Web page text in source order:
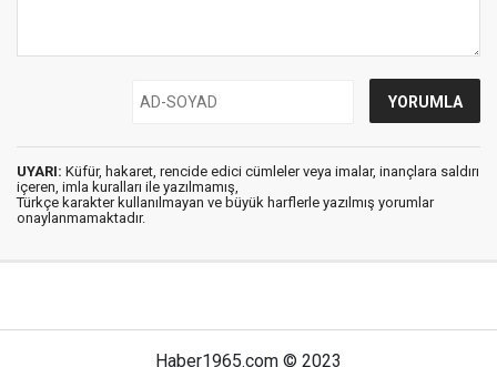
UYARI: Küfür, hakaret, rencide edici cümleler veya imalar, inançlara saldırı
içeren, imla kuralları ile yazılmamış,
Türkçe karakter kullanılmayan ve büyük harflerle yazılmış yorumlar
onaylanmamaktadır.
Haber1965.com © 2023